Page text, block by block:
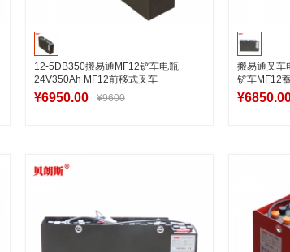
12-5DB350搬易通MF12铲车电瓶
24V350Ah MF12前移式叉车
¥6950.00 ¥9600
搬易通叉车
铲车MF12